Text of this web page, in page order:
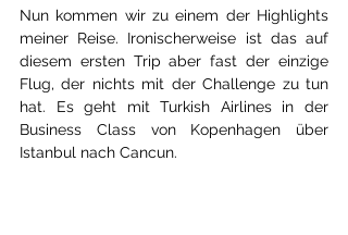
Nun kommen wir zu einem der Highlights
meiner Reise. Ironischerweise ist das auf
diesem ersten Trip aber fast der einzige
Flug, der nichts mit der Challenge zu tun
hat. Es geht mit Turkish Airlines in der
Business Class von Kopenhagen über
Istanbul nach Cancun.